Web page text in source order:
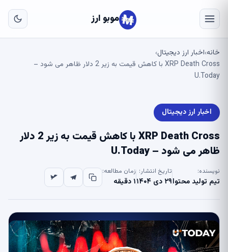
موبو ارز
خانه›اخبار ارز دیجیتال›
XRP Death Cross با کاهش قیمت به زیر 2 دلار ظاهر می شود –
U.Today
اخبار ارز دیجیتال
XRP Death Cross با کاهش قیمت به زیر 2 دلار
ظاهر می شود – U.Today
نویسنده:
تیم تولید محتوا
تاریخ انتشار:
۲۹ دی ۱۴۰۴
زمان مطالعه:
۱ دقیقه